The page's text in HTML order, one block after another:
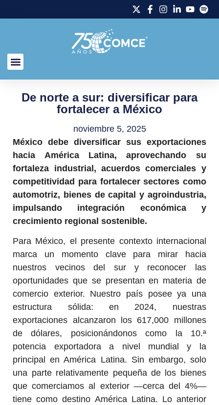
De norte a sur: diversificar para
fortalecer a México
noviembre 5, 2025
México debe diversificar sus exportaciones
hacia América Latina, aprovechando su
fortaleza industrial, acuerdos comerciales y
competitividad para fortalecer sectores como
automotriz, bienes de capital y agroindustria,
impulsando integración económica y
crecimiento regional sostenible.
Para México, el presente contexto internacional
marca un momento clave para mirar hacia
nuestros vecinos del sur y reconocer las
oportunidades que se presentan en materia de
comercio exterior. Nuestro país posee ya una
estructura sólida: en 2024, nuestras
exportaciones alcanzaron los 617,000 millones
de dólares, posicionándonos como la 10.ª
potencia exportadora a nivel mundial y la
principal en América Latina. Sin embargo, solo
una parte relativamente pequeña de los bienes
que comerciamos al exterior —cerca del 4%—
tiene como destino América Latina. Lo anterior